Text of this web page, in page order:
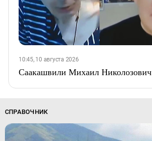
10:45, 10 августа 2026
Саакашвили Михаил Николозович
СПРАВОЧНИК